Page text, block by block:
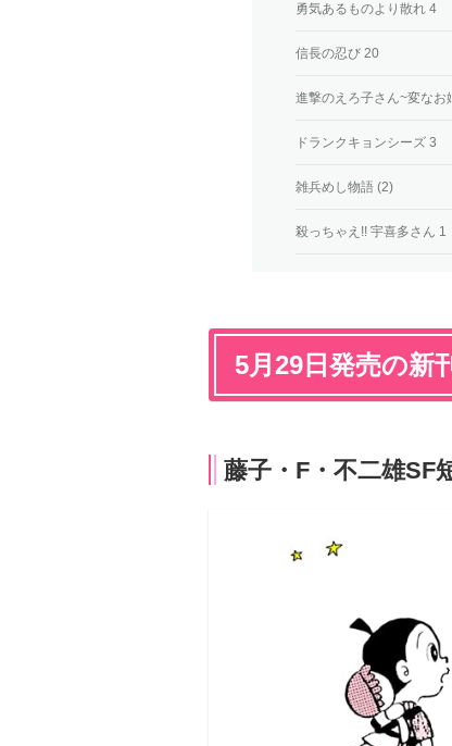
勇気あるものより散れ 4
信長の忍び 20
進撃のえろ子さん~変なお
ドランクキョンシーズ 3
雑兵めし物語 (2)
殺っちゃえ!! 宇喜多さん 1
5月29日発売の新
藤子・F・不二雄SF